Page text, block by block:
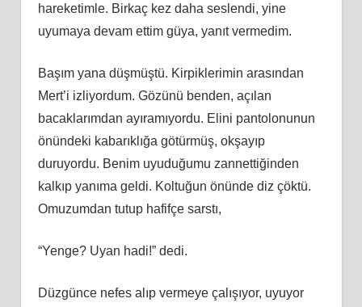
hareketimle. Birkaç kez daha seslendi, yine
uyumaya devam ettim güya, yanıt vermedim.
Başım yana düşmüştü. Kirpiklerimin arasından
Mert’i izliyordum. Gözünü benden, açılan
bacaklarımdan ayıramıyordu. Elini pantolonunun
önündeki kabarıklığa götürmüş, okşayıp
duruyordu. Benim uyuduğumu zannettiğinden
kalkıp yanıma geldi. Koltuğun önünde diz çöktü.
Omuzumdan tutup hafifçe sarstı,
“Yenge? Uyan hadi!” dedi.
Düzgünce nefes alıp vermeye çalışıyor, uyuyor